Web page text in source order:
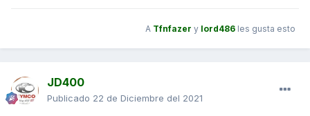
A Tfnfazer y lord486 les gusta esto
JD400
Publicado 22 de Diciembre del 2021